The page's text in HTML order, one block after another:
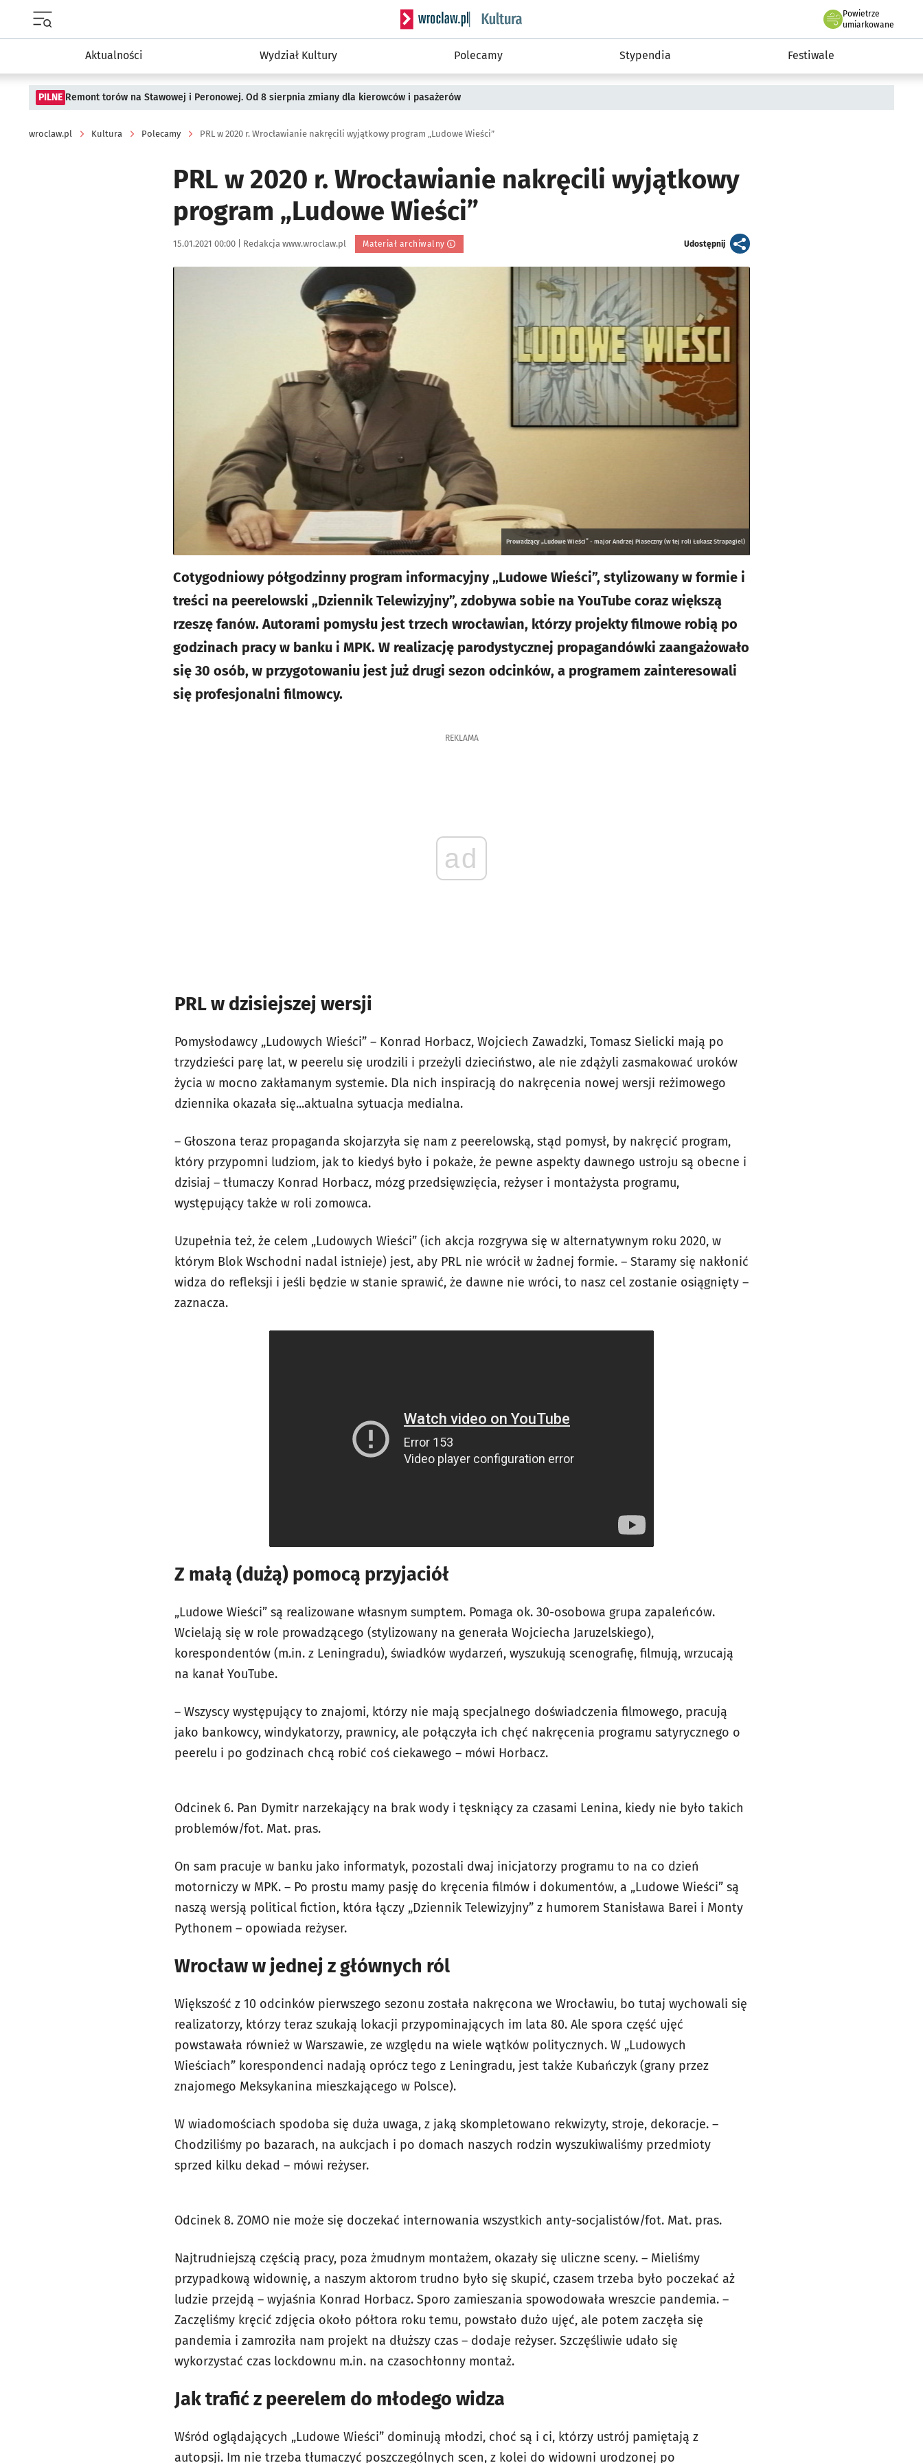
Serwis informacyjny wroclaw.pl podserwis: Kultura
Powietrze
we Wrocławiu
umiarkowane
Aktualności Wydział Kultury Polecamy Stypendia Festiwale
PILNE Remont torów na Stawowej i Peronowej. Od 8 sierpnia zmiany dla kierowców i pasażerów
wroclaw.pl Kultura Polecamy PRL w 2020 r. Wrocławianie nakręcili wyjątkowy program „Ludowe Wieści”
PRL w 2020 r. Wrocławianie nakręcili wyjątkowy
program „Ludowe Wieści”
Data publikacji:
15.01.2021 00:00 | Autor:
Redakcja www.wroclaw.pl Materiał archiwalny Udostępnijartykuł
Prowadzący „Ludowe Wieści” - major Andrzej Piaseczny (w tej roli Łukasz Strapagiel)
Cotygodniowy półgodzinny program informacyjny „Ludowe Wieści”, stylizowany w formie i
treści na peerelowski „Dziennik Telewizyjny”, zdobywa sobie na YouTube coraz większą
rzeszę fanów. Autorami pomysłu jest trzech wrocławian, którzy projekty filmowe robią po
godzinach pracy w banku i MPK. W realizację parodystycznej propagandówki zaangażowało
się 30 osób, w przygotowaniu jest już drugi sezon odcinków, a programem zainteresowali
się profesjonalni filmowcy.
REKLAMA
ad
PRL w dzisiejszej wersji
Pomysłodawcy „Ludowych Wieści” – Konrad Horbacz, Wojciech Zawadzki, Tomasz Sielicki mają po
trzydzieści parę lat, w peerelu się urodzili i przeżyli dzieciństwo, ale nie zdążyli zasmakować uroków
życia w mocno zakłamanym systemie. Dla nich inspiracją do nakręcenia nowej wersji reżimowego
dziennika okazała się...aktualna sytuacja medialna.
– Głoszona teraz propaganda skojarzyła się nam z peerelowską, stąd pomysł, by nakręcić program,
który przypomni ludziom, jak to kiedyś było i pokaże, że pewne aspekty dawnego ustroju są obecne i
dzisiaj – tłumaczy Konrad Horbacz, mózg przedsięwzięcia, reżyser i montażysta programu,
występujący także w roli zomowca.
Uzupełnia też, że celem „Ludowych Wieści” (ich akcja rozgrywa się w alternatywnym roku 2020, w
którym Blok Wschodni nadal istnieje) jest, aby PRL nie wrócił w żadnej formie. – Staramy się nakłonić
widza do refleksji i jeśli będzie w stanie sprawić, że dawne nie wróci, to nasz cel zostanie osiągnięty –
zaznacza.
Z małą (dużą) pomocą przyjaciół
„Ludowe Wieści” są realizowane własnym sumptem. Pomaga ok. 30-osobowa grupa zapaleńców.
Wcielają się w role prowadzącego (stylizowany na generała Wojciecha Jaruzelskiego),
korespondentów (m.in. z Leningradu), świadków wydarzeń, wyszukują scenografię, filmują, wrzucają
na kanał YouTube.
– Wszyscy występujący to znajomi, którzy nie mają specjalnego doświadczenia filmowego, pracują
jako bankowcy, windykatorzy, prawnicy, ale połączyła ich chęć nakręcenia programu satyrycznego o
peerelu i po godzinach chcą robić coś ciekawego – mówi Horbacz.
Odcinek 6. Pan Dymitr narzekający na brak wody i tęskniący za czasami Lenina, kiedy nie było takich
problemów/fot. Mat. pras.
On sam pracuje w banku jako informatyk, pozostali dwaj inicjatorzy programu to na co dzień
motorniczy w MPK. – Po prostu mamy pasję do kręcenia filmów i dokumentów, a „Ludowe Wieści” są
naszą wersją political fiction, która łączy „Dziennik Telewizyjny” z humorem Stanisława Barei i Monty
Pythonem – opowiada reżyser.
Wrocław w jednej z głównych ról
Większość z 10 odcinków pierwszego sezonu została nakręcona we Wrocławiu, bo tutaj wychowali się
realizatorzy, którzy teraz szukają lokacji przypominających im lata 80. Ale spora część ujęć
powstawała również w Warszawie, ze względu na wiele wątków politycznych. W „Ludowych
Wieściach” korespondenci nadają oprócz tego z Leningradu, jest także Kubańczyk (grany przez
znajomego Meksykanina mieszkającego w Polsce).
W wiadomościach spodoba się duża uwaga, z jaką skompletowano rekwizyty, stroje, dekoracje. –
Chodziliśmy po bazarach, na aukcjach i po domach naszych rodzin wyszukiwaliśmy przedmioty
sprzed kilku dekad – mówi reżyser.
Odcinek 8. ZOMO nie może się doczekać internowania wszystkich anty-socjalistów/fot. Mat. pras.
Najtrudniejszą częścią pracy, poza żmudnym montażem, okazały się uliczne sceny. – Mieliśmy
przypadkową widownię, a naszym aktorom trudno było się skupić, czasem trzeba było poczekać aż
ludzie przejdą – wyjaśnia Konrad Horbacz. Sporo zamieszania spowodowała wreszcie pandemia. –
Zaczęliśmy kręcić zdjęcia około półtora roku temu, powstało dużo ujęć, ale potem zaczęła się
pandemia i zamroziła nam projekt na dłuższy czas – dodaje reżyser. Szczęśliwie udało się
wykorzystać czas lockdownu m.in. na czasochłonny montaż.
Jak trafić z peerelem do młodego widza
Wśród oglądających „Ludowe Wieści” dominują młodzi, choć są i ci, którzy ustrój pamiętają z
autopsji. Im nie trzeba tłumaczyć poszczególnych scen, z kolei do widowni urodzonej po